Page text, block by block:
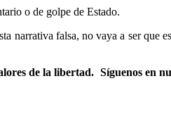
o de golpe de Estado.
narrativa falsa, no vaya a ser
de la libertad. Síguenos en